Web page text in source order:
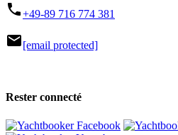
phone+49-89 716 774 381
mail[email protected]
Rester connecté